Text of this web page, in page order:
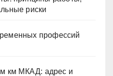
риски
профессий
м км МКАД: адрес и